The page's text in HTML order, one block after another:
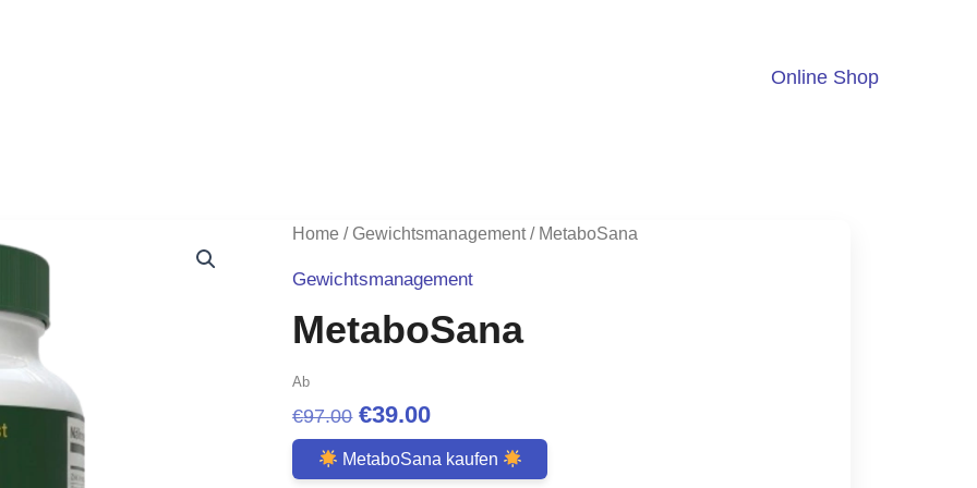
Online Shop
Home / Gewichtsmanagement/ MetaboSana
Gewichtsmanagement
MetaboSana
Ab
€97.00 Original
price
€39.00Current
price
MetaboSana kaufen